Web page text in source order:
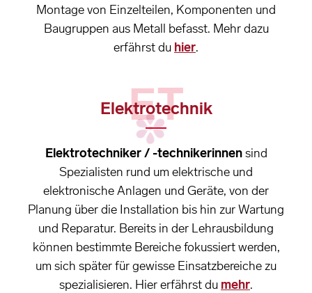
Montage von Einzelteilen, Komponenten und
Baugruppen aus Metall befasst. Mehr dazu
erfährst du hier.
Elektrotechnik
ET
Elektrotechniker / -technikerinnensind
Spezialisten rund um elektrische und
elektronische Anlagen und Geräte, von der
Planung über die Installation bis hin zur Wartung
und Reparatur. Bereits in der Lehrausbildung
können bestimmte Bereiche fokussiert werden,
um sich später für gewisse Einsatzbereiche zu
spezialisieren. Hier erfährst du mehr.